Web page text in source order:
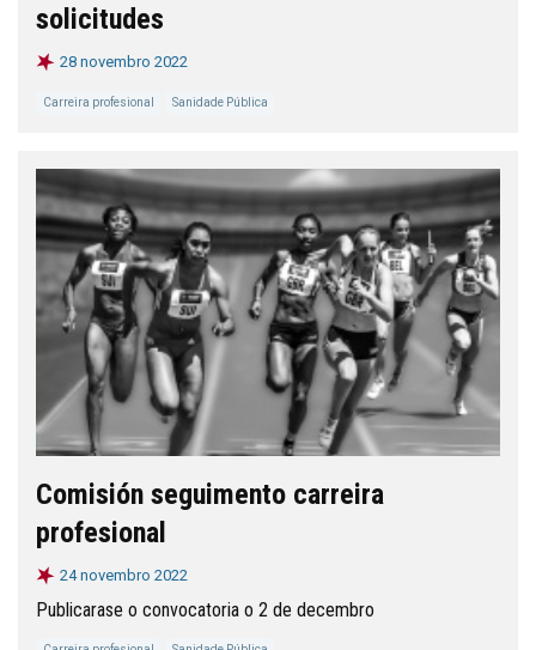
solicitudes
28 novembro 2022
Carreira profesional Sanidade Pública
Comisión seguimento carreira
profesional
24 novembro 2022
Publicarase o convocatoria o 2 de decembro